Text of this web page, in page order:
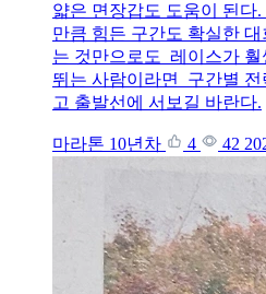
얇은 면장갑도 도움이 된
만큼 힘든 구간도 확실한
는 것만으로도 레이스가
뛰는 사람이라면 구간별
고 출발선에 서보길 바란다.
마라톤 10년차 4 42